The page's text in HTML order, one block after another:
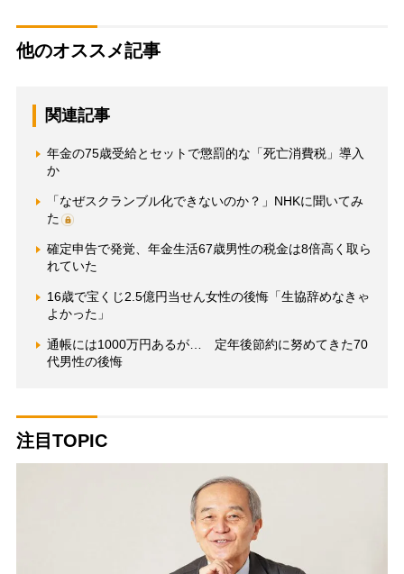
他のオススメ記事
関連記事
年金の75歳受給とセットで懲罰的な「死亡消費税」導入
か
「なぜスクランブル化できないのか？」NHKに聞いてみ
た
確定申告で発覚、年金生活67歳男性の税金は8倍高く取ら
れていた
16歳で宝くじ2.5億円当せん女性の後悔「生協辞めなきゃ
よかった」
通帳には1000万円あるが… 定年後節約に努めてきた70
代男性の後悔
注目TOPIC